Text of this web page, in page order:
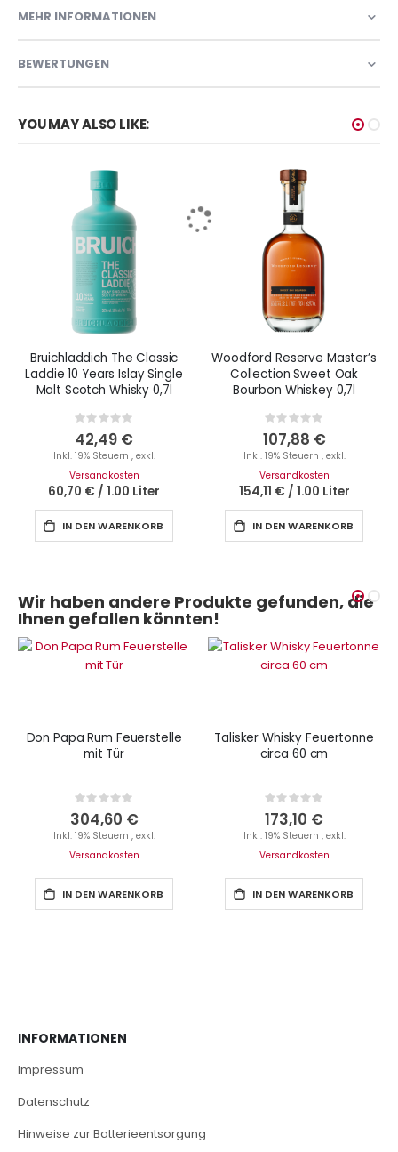
MEHR INFORMATIONEN
BEWERTUNGEN
YOU MAY ALSO LIKE:
Bruichladdich The Classic
Laddie 10 Years Islay Single
Malt Scotch Whisky 0,7l
Rating:
0%
42,49 €
Inkl. 19% Steuern , exkl.
Versandkosten
60,70 € / 1.00 Liter
IN DEN WARENKORB
Woodford Reserve Master’s
Collection Sweet Oak
Bourbon Whiskey 0,7l
Rating:
0%
107,88 €
Inkl. 19% Steuern , exkl.
Versandkosten
154,11 € / 1.00 Liter
IN DEN WARENKORB
Wir haben andere Produkte gefunden, die
Ihnen gefallen könnten!
Don Papa Rum Feuerstelle
mit Tür
Rating:
0%
304,60 €
Inkl. 19% Steuern , exkl.
Versandkosten
IN DEN WARENKORB
Talisker Whisky Feuertonne
circa 60 cm
Rating:
0%
173,10 €
Inkl. 19% Steuern , exkl.
Versandkosten
IN DEN WARENKORB
INFORMATIONEN
Impressum
Datenschutz
Hinweise zur Batterieentsorgung